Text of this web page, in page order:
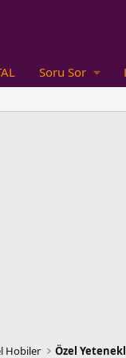
Soru Sor
Hobiler Özel